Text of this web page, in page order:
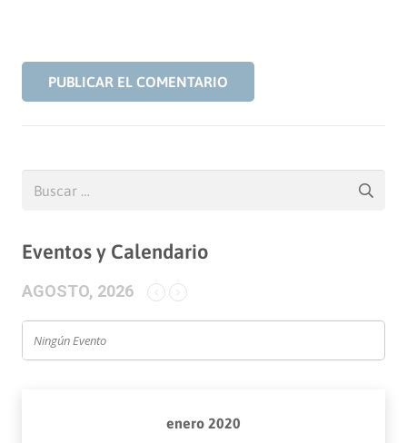
PUBLICAR EL COMENTARIO
Eventos y Calendario
AGOSTO, 2026
Ningún Evento
enero 2020